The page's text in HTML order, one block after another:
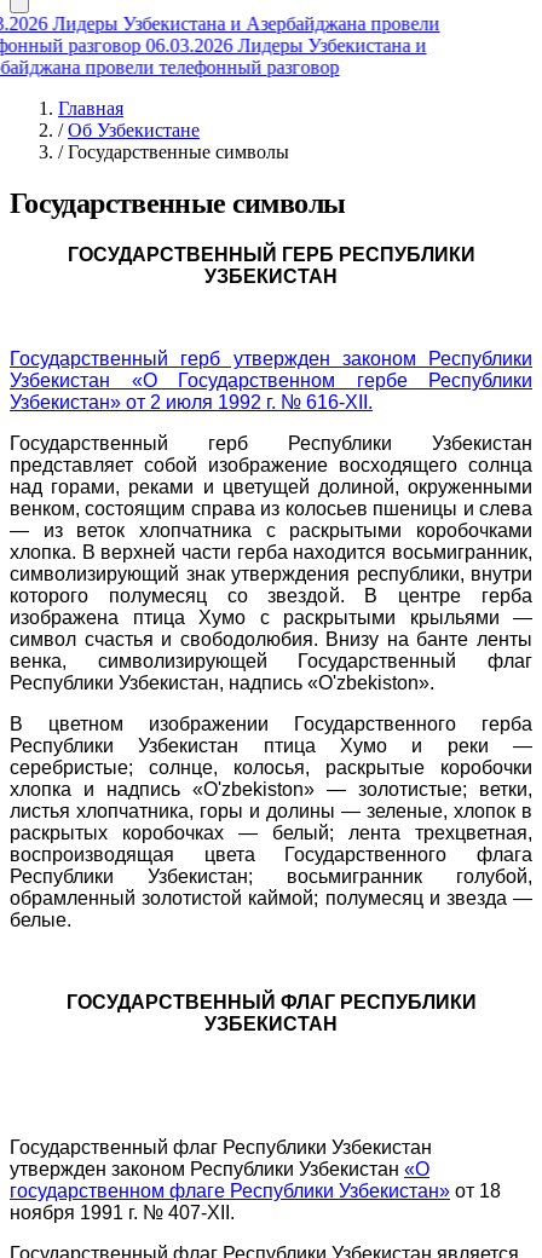
Лидеры Узбекистана и Азербайджана провели
разговор 06.03.2026 Лидеры Узбекистана и
провели телефонный разговор
Главная
/ Об Узбекистане
/ Государственные символы
Государственные символы
ГОСУДАРСТВЕННЫЙ ГЕРБ РЕСПУБЛИКИ
УЗБЕКИСТАН
Государственный герб утвержден законом Республики
Узбекистан «О Государственном гербе Республики
Узбекистан» от 2 июля 1992 г. № 616-XII.
Государственный герб Республики Узбекистан
представляет собой изображение восходящего солнца
над горами, реками и цветущей долиной, окруженными
венком, состоящим справа из колосьев пшеницы и слева
— из веток хлопчатника с раскрытыми коробочками
хлопка. В верхней части герба находится восьмигранник,
символизирующий знак утверждения республики, внутри
которого полумесяц со звездой. В центре герба
изображена птица Хумо с раскрытыми крыльями —
символ счастья и свободолюбия. Внизу на банте ленты
венка, символизирующей Государственный флаг
Республики Узбекистан, надпись «O'zbekiston».
В цветном изображении Государственного герба
Республики Узбекистан птица Хумо и реки —
серебристые; солнце, колосья, раскрытые коробочки
хлопка и надпись «O'zbekiston» — золотистые; ветки,
листья хлопчатника, горы и долины — зеленые, хлопок в
раскрытых коробочках — белый; лента трехцветная,
воспроизводящая цвета Государственного флага
Республики Узбекистан; восьмигранник голубой,
обрамленный золотистой каймой; полумесяц и звезда —
белые.
ГОСУДАРСТВЕННЫЙ ФЛАГ РЕСПУБЛИКИ
УЗБЕКИСТАН
Государственный флаг Республики Узбекистан
утвержден законом Республики Узбекистан «О
государственном флаге Республики Узбекистан» от 18
ноября 1991 г. № 407-XII.
Государственный флаг Республики Узбекистан является